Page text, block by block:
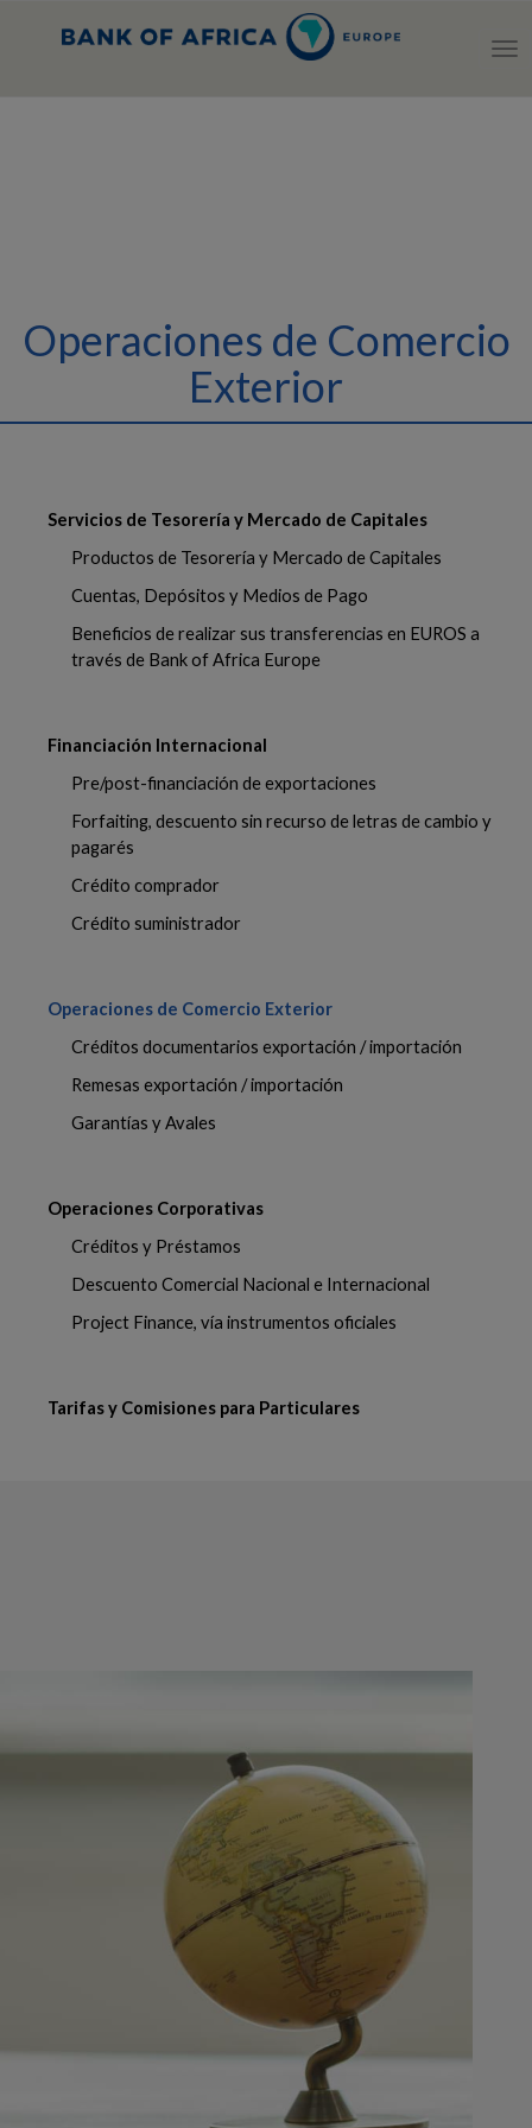
Operaciones de Comercio
Exterior
Servicios de Tesorería y Mercado de Capitales
Productos de Tesorería y Mercado de Capitales
Cuentas, Depósitos y Medios de Pago
Beneficios de realizar sus transferencias en EUROS a
través de Bank of Africa Europe
Financiación Internacional
Pre/post-financiación de exportaciones
Forfaiting, descuento sin recurso de letras de cambio y
pagarés
Crédito comprador
Crédito suministrador
Operaciones de Comercio Exterior
Créditos documentarios exportación / importación
Remesas exportación / importación
Garantías y Avales
Operaciones Corporativas
Créditos y Préstamos
Descuento Comercial Nacional e Internacional
Project Finance, vía instrumentos oficiales
Tarifas y Comisiones para Particulares